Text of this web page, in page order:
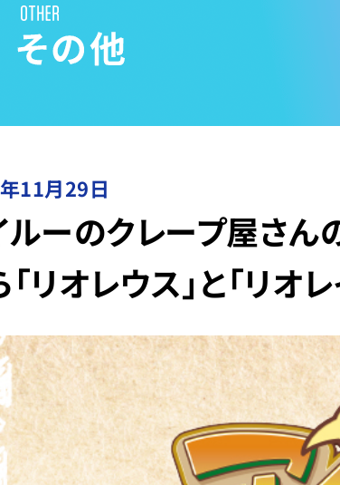
11月29日
ルーのクレープ屋さん
リオレウス」と「リオ